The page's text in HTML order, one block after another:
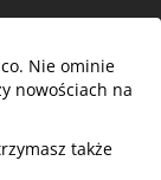
Nie ominie
nowościach na
także